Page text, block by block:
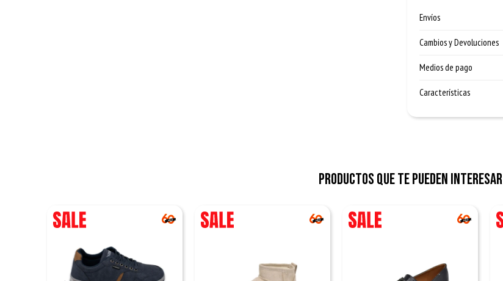
Envíos
Cambios y Devoluciones
Medios de pago
Características
Productos que te pueden interesar